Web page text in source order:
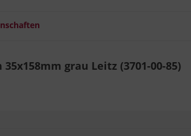
grau Leitz (3701-00-85)